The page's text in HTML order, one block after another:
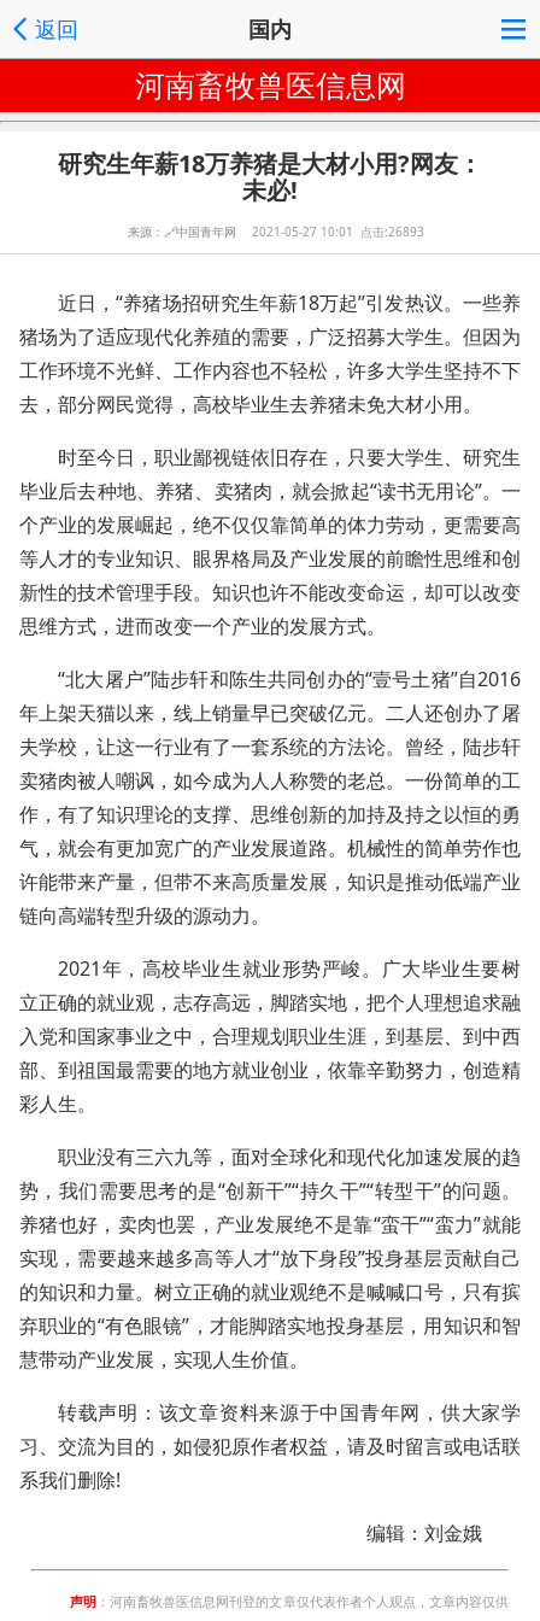
返回 国内
河南畜牧兽医信息网
研究生年薪18万养猪是大材小用?网友：
未必!
来源： 🔗中国青年网 2021-05-27 10:01 点击:26893
近日，“养猪场招研究生年薪18万起”引发热议。一些养
猪场为了适应现代化养殖的需要，广泛招募大学生。但因为
工作环境不光鲜、工作内容也不轻松，许多大学生坚持不下
去，部分网民觉得，高校毕业生去养猪未免大材小用。
时至今日，职业鄙视链依旧存在，只要大学生、研究生
毕业后去种地、养猪、卖猪肉，就会掀起“读书无用论”。一
个产业的发展崛起，绝不仅仅靠简单的体力劳动，更需要高
等人才的专业知识、眼界格局及产业发展的前瞻性思维和创
新性的技术管理手段。知识也许不能改变命运，却可以改变
思维方式，进而改变一个产业的发展方式。
“北大屠户”陆步轩和陈生共同创办的“壹号土猪”自2016
年上架天猫以来，线上销量早已突破亿元。二人还创办了屠
夫学校，让这一行业有了一套系统的方法论。曾经，陆步轩
卖猪肉被人嘲讽，如今成为人人称赞的老总。一份简单的工
作，有了知识理论的支撑、思维创新的加持及持之以恒的勇
气，就会有更加宽广的产业发展道路。机械性的简单劳作也
许能带来产量，但带不来高质量发展，知识是推动低端产业
链向高端转型升级的源动力。
2021年，高校毕业生就业形势严峻。广大毕业生要树
立正确的就业观，志存高远，脚踏实地，把个人理想追求融
入党和国家事业之中，合理规划职业生涯，到基层、到中西
部、到祖国最需要的地方就业创业，依靠辛勤努力，创造精
彩人生。
职业没有三六九等，面对全球化和现代化加速发展的趋
势，我们需要思考的是“创新干”“持久干”“转型干”的问题。
养猪也好，卖肉也罢，产业发展绝不是靠“蛮干”“蛮力”就能
实现，需要越来越多高等人才“放下身段”投身基层贡献自己
的知识和力量。树立正确的就业观绝不是喊喊口号，只有摈
弃职业的“有色眼镜”，才能脚踏实地投身基层，用知识和智
慧带动产业发展，实现人生价值。
转载声明：该文章资料来源于中国青年网，供大家学
习、交流为目的，如侵犯原作者权益，请及时留言或电话联
系我们删除!
编辑：刘金娥
声明 ：河南畜牧兽医信息网刊登的文章仅代表作者个人观点，文章内容仅供